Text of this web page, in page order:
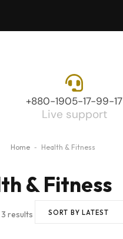
+880-1905-17-99-17
Live support
Home - Health & Fitness
& Fitness
results SORT BY LATEST